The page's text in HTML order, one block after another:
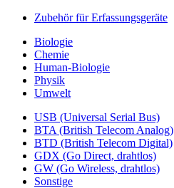
Zubehör für Erfassungsgeräte
Biologie
Chemie
Human-Biologie
Physik
Umwelt
USB (Universal Serial Bus)
BTA (British Telecom Analog)
BTD (British Telecom Digital)
GDX (Go Direct, drahtlos)
GW (Go Wireless, drahtlos)
Sonstige